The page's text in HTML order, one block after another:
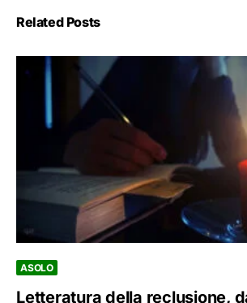
Related Posts
ASOLO
Letteratura della reclusione,